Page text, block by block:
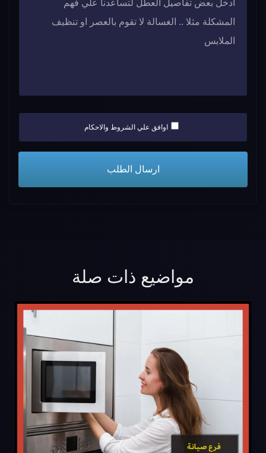
اوافق علي الشروط والاحكام
مواضيع ذات صلة